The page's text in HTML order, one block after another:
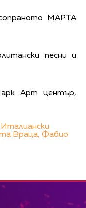
МАРТА
песни и
Арт център,
Италиански
Враца, Фабио